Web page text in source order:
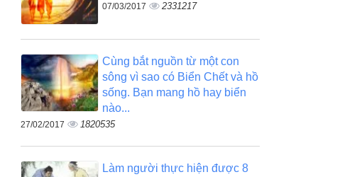
07/03/2017 2331217
Cùng bắt nguồn từ một con
sông vì sao có Biển Chết và hồ
sống. Bạn mang hồ hay biển
nào...
27/02/2017 1820535
Làm người thực hiện được 8